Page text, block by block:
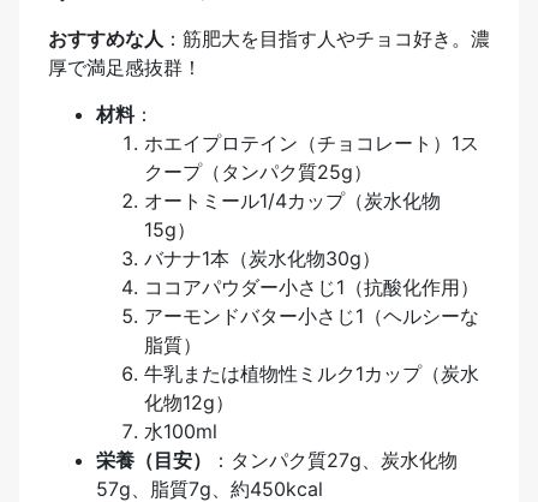
おすすめな人 ：筋肥大を目指す人やチョコ好き。濃
厚で満足感抜群！
材料：
ホエイプロテイン（チョコレート）1ス
クープ（タンパク質25g）
オートミール1/4カップ（炭水化物
15g）
バナナ1本（炭水化物30g）
ココアパウダー小さじ1（抗酸化作用）
アーモンドバター小さじ1（ヘルシーな
脂質）
牛乳または植物性ミルク1カップ（炭水
化物12g）
水100ml
栄養（目安）
：タンパク質27g、炭水化物
57g、脂質7g、約450kcal